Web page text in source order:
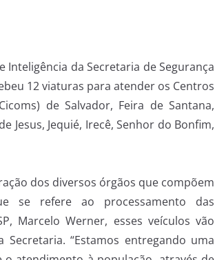
da Secretaria de Segurança
12 viaturas para atender os Centros
de Salvador, Feira de Santana,
Jesus, Jequié, Irecê, Senhor do Bonfim,
dos diversos órgãos que compõem
se refere ao processamento das
Marcelo Werner, esses veículos vão
“Estamos entregando uma